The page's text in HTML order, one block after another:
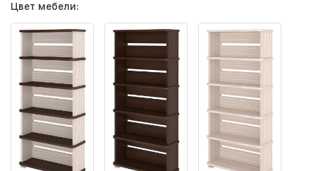
Цвет мебели: